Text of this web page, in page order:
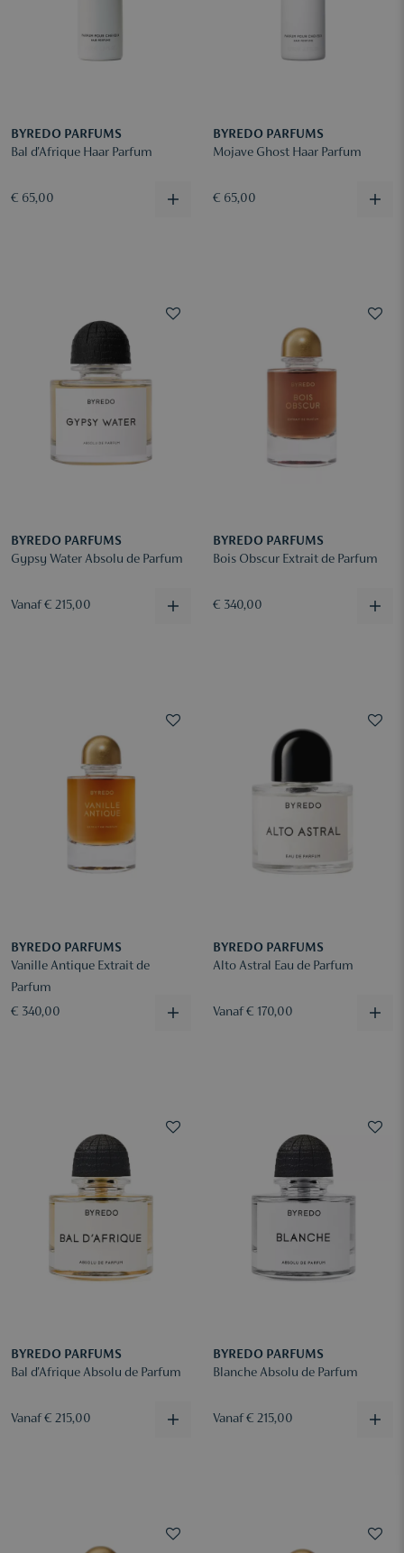
BYREDO PARFUMS
Bal d'Afrique Haar Parfum
€ 65,00
BYREDO PARFUMS
Mojave Ghost Haar Parfum
€ 65,00
BYREDO PARFUMS
Gypsy Water Absolu de Parfum
Vanaf € 215,00
BYREDO PARFUMS
Bois Obscur Extrait de Parfum
€ 340,00
BYREDO PARFUMS
Vanille Antique Extrait de
Parfum
€ 340,00
BYREDO PARFUMS
Alto Astral Eau de Parfum
Vanaf € 170,00
BYREDO PARFUMS
Bal d'Afrique Absolu de Parfum
Vanaf € 215,00
BYREDO PARFUMS
Blanche Absolu de Parfum
Vanaf € 215,00